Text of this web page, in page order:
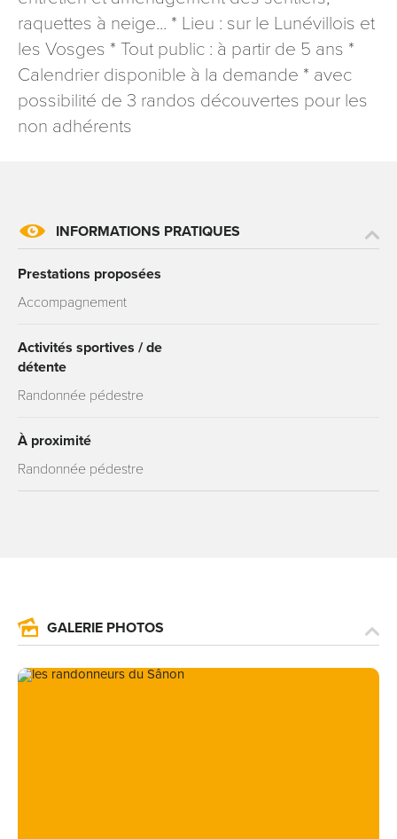
raquettes à neige... * Lieu : sur le Lunévillois et
les Vosges * Tout public : à partir de 5 ans *
Calendrier disponible à la demande * avec
possibilité de 3 randos découvertes pour les
non adhérents
INFORMATIONS PRATIQUES
Prestations proposées
Accompagnement
Activités sportives / de
détente
Randonnée pédestre
À proximité
Randonnée pédestre
GALERIE PHOTOS
signé accompagné de la copie d’un titre d’identité à
l’adresse suivante : Meurthe & Moselle Tourisme - 48
esplanade Jacques-Baudot CO 90019 54035 NANCY
cedex
reCAPTCHA